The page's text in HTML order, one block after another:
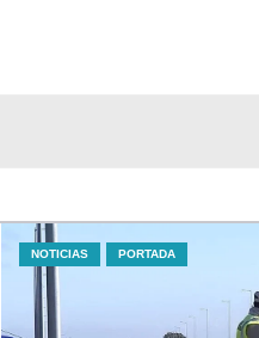
NOTICIAS PORTADA